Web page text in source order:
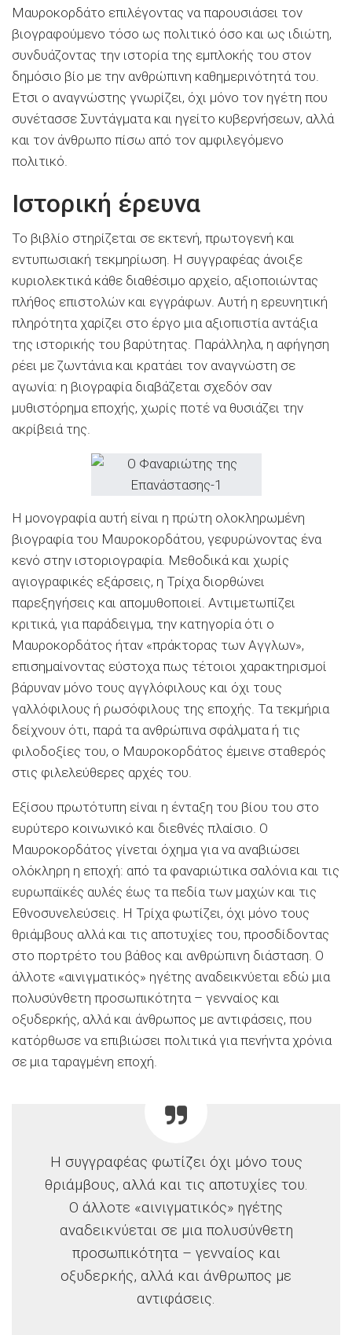
Μαυροκορδάτο επιλέγοντας να παρουσιάσει τον
βιογραφούμενο τόσο ως πολιτικό όσο και ως ιδιώτη,
συνδυάζοντας την ιστορία της εμπλοκής του στον
δημόσιο βίο με την ανθρώπινη καθημερινότητά του.
Ετσι ο αναγνώστης γνωρίζει, όχι μόνο τον ηγέτη που
συνέτασσε Συντάγματα και ηγείτο κυβερνήσεων, αλλά
και τον άνθρωπο πίσω από τον αμφιλεγόμενο
πολιτικό.
Ιστορική έρευνα
Το βιβλίο στηρίζεται σε εκτενή, πρωτογενή και
εντυπωσιακή τεκμηρίωση. Η συγγραφέας άνοιξε
κυριολεκτικά κάθε διαθέσιμο αρχείο, αξιοποιώντας
πλήθος επιστολών και εγγράφων. Αυτή η ερευνητική
πληρότητα χαρίζει στο έργο μια αξιοπιστία αντάξια
της ιστορικής του βαρύτητας. Παράλληλα, η αφήγηση
ρέει με ζωντάνια και κρατάει τον αναγνώστη σε
αγωνία: η βιογραφία διαβάζεται σχεδόν σαν
μυθιστόρημα εποχής, χωρίς ποτέ να θυσιάζει την
ακρίβειά της.
Η μονογραφία αυτή είναι η πρώτη ολοκληρωμένη
βιογραφία του Μαυροκορδάτου, γεφυρώνοντας ένα
κενό στην ιστοριογραφία. Μεθοδικά και χωρίς
αγιογραφικές εξάρσεις, η Τρίχα διορθώνει
παρεξηγήσεις και απομυθοποιεί. Αντιμετωπίζει
κριτικά, για παράδειγμα, την κατηγορία ότι ο
Μαυροκορδάτος ήταν «πράκτορας των Αγγλων»,
επισημαίνοντας εύστοχα πως τέτοιοι χαρακτηρισμοί
βάρυναν μόνο τους αγγλόφιλους και όχι τους
γαλλόφιλους ή ρωσόφιλους της εποχής. Τα τεκμήρια
δείχνουν ότι, παρά τα ανθρώπινα σφάλματα ή τις
φιλοδοξίες του, ο Μαυροκορδάτος έμεινε σταθερός
στις φιλελεύθερες αρχές του.
Εξίσου πρωτότυπη είναι η ένταξη του βίου του στο
ευρύτερο κοινωνικό και διεθνές πλαίσιο. Ο
Μαυροκορδάτος γίνεται όχημα για να αναβιώσει
ολόκληρη η εποχή: από τα φαναριώτικα σαλόνια και τις
ευρωπαϊκές αυλές έως τα πεδία των μαχών και τις
Εθνοσυνελεύσεις. Η Τρίχα φωτίζει, όχι μόνο τους
θριάμβους αλλά και τις αποτυχίες του, προσδίδοντας
στο πορτρέτο του βάθος και ανθρώπινη διάσταση. Ο
άλλοτε «αινιγματικός» ηγέτης αναδεικνύεται εδώ μια
πολυσύνθετη προσωπικότητα – γενναίος και
οξυδερκής, αλλά και άνθρωπος με αντιφάσεις, που
κατόρθωσε να επιβιώσει πολιτικά για πενήντα χρόνια
σε μια ταραγμένη εποχή.
Η συγγραφέας φωτίζει όχι μόνο τους
θριάμβους, αλλά και τις αποτυχίες του.
Ο άλλοτε «αινιγματικός» ηγέτης
αναδεικνύεται σε μια πολυσύνθετη
προσωπικότητα – γενναίος και
οξυδερκής, αλλά και άνθρωπος με
αντιφάσεις.